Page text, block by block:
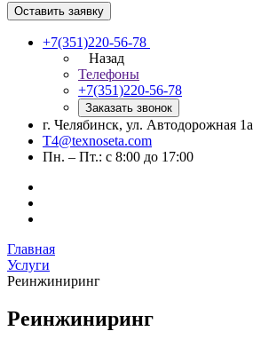
Оставить заявку
+7(351)220-56-78
Назад
Телефоны
+7(351)220-56-78
Заказать звонок
г. Челябинск, ул. Автодорожная 1а
T4@texnoseta.com
Пн. – Пт.: с 8:00 до 17:00
Главная
Услуги
Реинжиниринг
Реинжиниринг